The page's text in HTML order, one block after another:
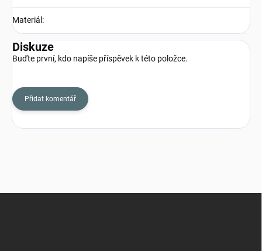
Materiál :
Diskuze
Buďte první, kdo napíše příspěvek k této položce.
Přidat komentář